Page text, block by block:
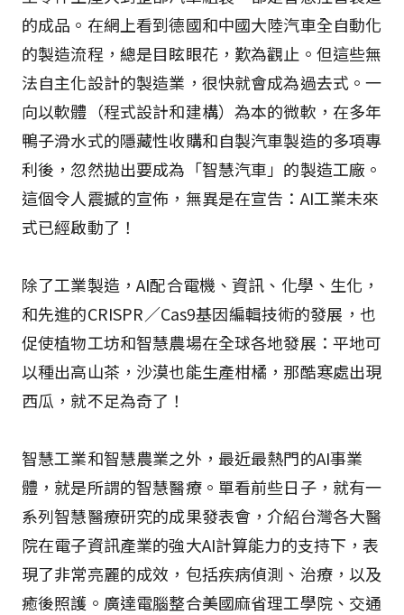
的成品。在網上看到德國和中國大陸汽車全自動化
的製造流程，總是目眩眼花，歎為觀止。但這些無
法自主化設計的製造業，很快就會成為過去式。一
向以軟體（程式設計和建構）為本的微軟，在多年
鴨子滑水式的隱藏性收購和自製汽車製造的多項專
利後，忽然拋出要成為「智慧汽車」的製造工廠。
這個令人震撼的宣佈，無異是在宣告：AI工業未來
式已經啟動了！
除了工業製造，AI配合電機、資訊、化學、生化，
和先進的CRISPR／Cas9基因編輯技術的發展，也
促使植物工坊和智慧農場在全球各地發展：平地可
以種出高山茶，沙漠也能生產柑橘，那酷寒處出現
西瓜，就不足為奇了！
智慧工業和智慧農業之外，最近最熱門的AI事業
體，就是所謂的智慧醫療。單看前些日子，就有一
系列智慧醫療研究的成果發表會，介紹台灣各大醫
院在電子資訊產業的強大AI計算能力的支持下，表
現了非常亮麗的成效，包括疾病偵測、治療，以及
癒後照護。廣達電腦整合美國麻省理工學院、交通